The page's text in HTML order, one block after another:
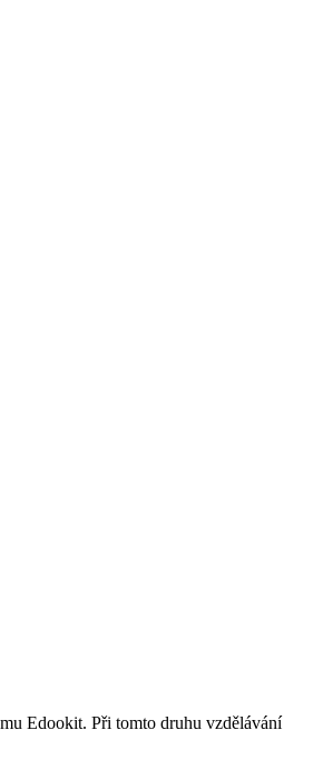
Edookit. Při tomto druhu vzdělávání